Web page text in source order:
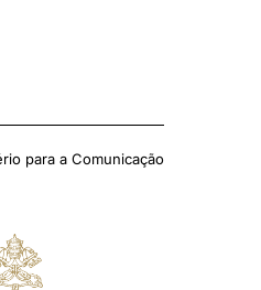
para a Comunicação